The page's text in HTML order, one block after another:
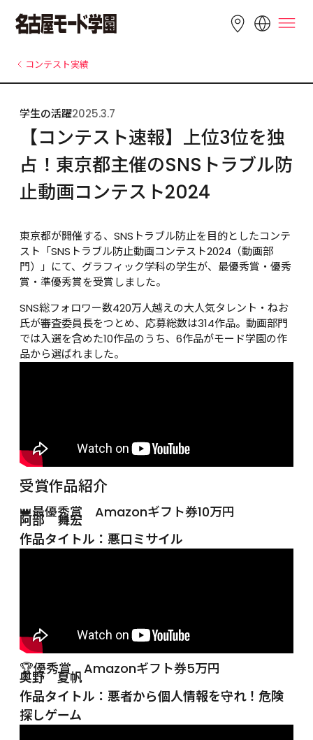
English 简体中文 繁體中文
한국어 Tiếng Việt
Indonesia
コンテスト実績
学生の活躍2025.3.7
【コンテスト速報】上位3位を独
占！東京都主催のSNSトラブル防
止動画コンテスト2024
東京都が開催する、SNSトラブル防止を目的としたコンテ
スト「SNSトラブル防止動画コンテスト2024（動画部
門）」にて、グラフィック学科の学生が、最優秀賞・優秀
賞・準優秀賞を受賞しました。
SNS総フォロワー数420万人越えの大人気タレント・ねお
氏が審査委員長をつとめ、応募総数は314作品。動画部門
では入選を含めた10作品のうち、6作品がモード学園の作
品から選ばれました。
受賞作品紹介
👑最優秀賞　Amazonギフト券10万円
阿部　舞宏
作品タイトル：悪口ミサイル
🏆優秀賞　Amazonギフト券5万円
奥野　夏帆
作品タイトル：悪者から個人情報を守れ！危険
探しゲーム